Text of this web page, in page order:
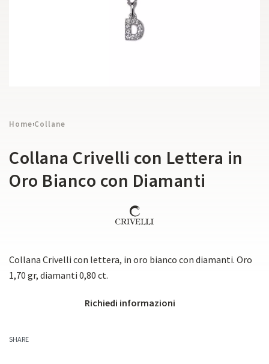
Home›Collane
Collana Crivelli con Lettera in
Oro Bianco con Diamanti
Collana Crivelli con lettera, in oro bianco con diamanti. Oro
1,70 gr, diamanti 0,80 ct.
Richiedi informazioni
SHARE